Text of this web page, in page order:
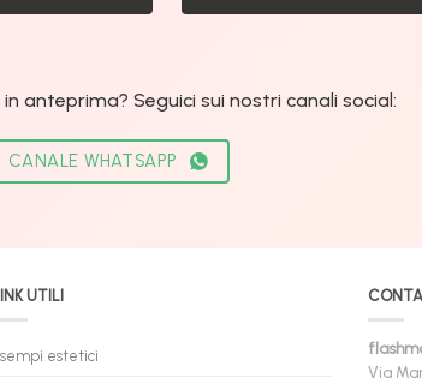
anteprima? Seguici sui nostri canali social:
CANALE WHATSAPP
UTILI
estetici
Via